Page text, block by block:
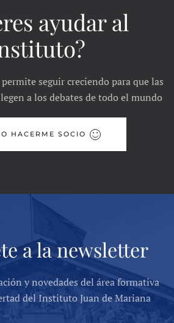
ayudar al
seguir creciendo para que las
a los debates de todo el mundo
HACERME SOCIO
a la newsletter
y novedades del área formativa
del Instituto Juan de Mariana